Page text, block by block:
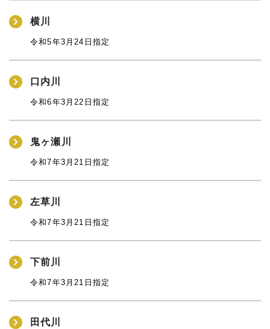
横川
令和5年3月24日指定
口内川
令和6年3月22日指定
鬼ヶ瀬川
令和7年3月21日指定
左草川
令和7年3月21日指定
下前川
令和7年3月21日指定
田代川